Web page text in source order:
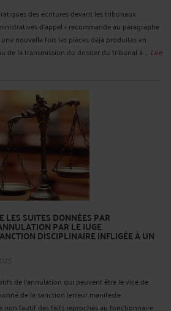
des écritures devant les tribunaux
d’appel » recommande au paragraphe
une nouvelle fois les pièces déjà produites en
de la transmission du dossier du tribunal à ... Lire
LES SUITES DONNÉES PAR
PAR LE JUGE
DISCIPLINAIRE INFLIGÉE À UN
de l’annulation qui peuvent être le vice de
de la sanction (erreur manifeste
non fautif des faits reprochés au fonctionnaire